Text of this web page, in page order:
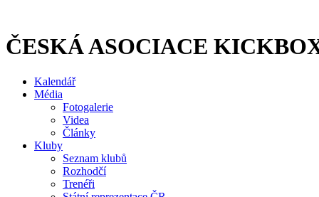
obsahu
ČESKÁ ASOCIACE
Kalendář
Média
Fotogalerie
Videa
Články
Kluby
Seznam klubů
Rozhodčí
Trenéři